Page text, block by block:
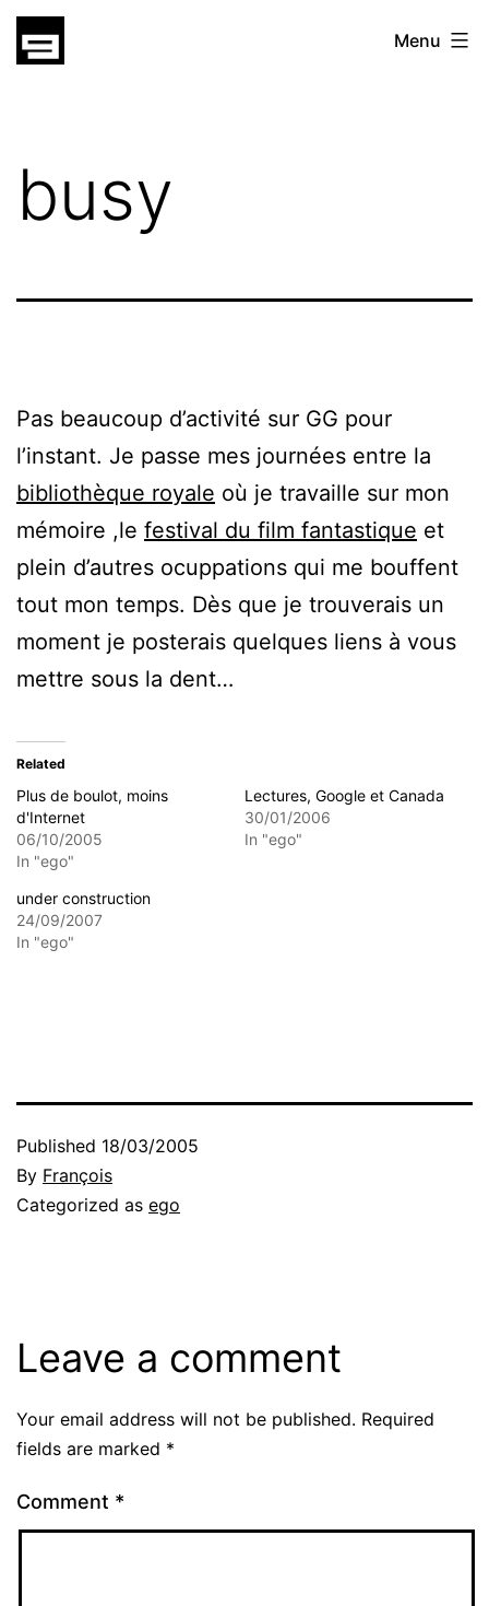
Skip
gatsu
Menu
busy
Pas beaucoup d’activité sur GG pour
l’instant. Je passe mes journées entre la
bibliothèque royale où je travaille sur mon
mémoire ,le festival du film fantastique et
plein d’autres ocuppations qui me bouffent
tout mon temps. Dès que je trouverais un
moment je posterais quelques liens à vous
mettre sous la dent…
Related
Plus de boulot, moins
d'Internet
06/10/2005
In "ego"
Lectures, Google et Canada
30/01/2006
In "ego"
under construction
24/09/2007
In "ego"
Published 18/03/2005
By François
Categorized as ego
Leave a comment
Your email address will not be published. Required
fields are marked *
Comment *